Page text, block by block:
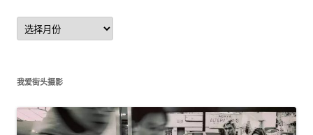
文
章
归
我爱街头摄影